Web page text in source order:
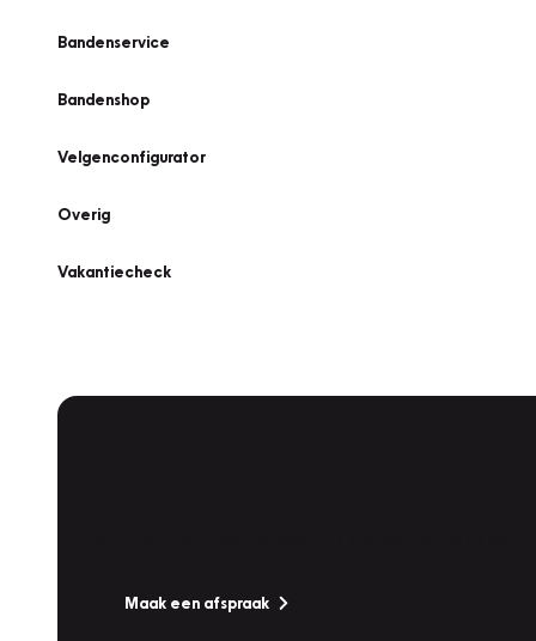
Bandenservice
Bandenshop
Velgenconfigurator
Overig
Vakantiecheck
Maak een afspraak